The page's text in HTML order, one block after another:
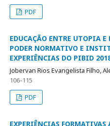
PDF
EDUCAÇÃO ENTRE UTOPIA E
PODER NORMATIVO E
EXPERIÊNCIAS DO PIBID
Jobervan Rios Evangelista Filho,
106-115
PDF
EXPERIÊNCIAS FORMATIVAS